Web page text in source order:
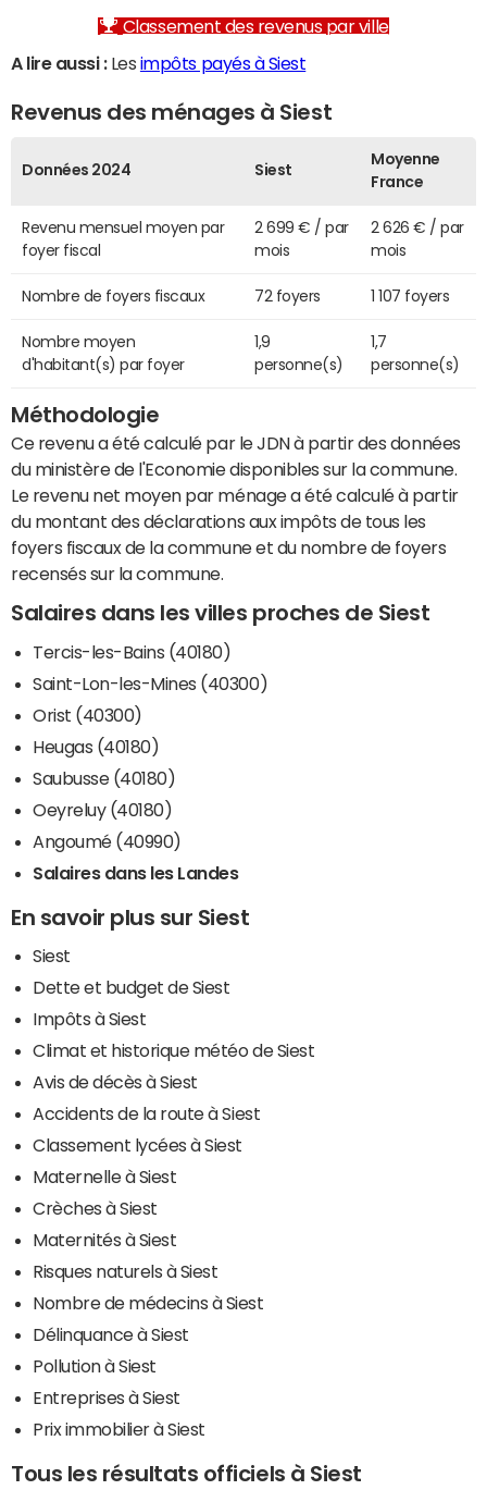
Classement des revenus par ville
A lire aussi :Les impôts payés à Siest
Revenus des ménages à Siest
Données 2024 Siest
Moyenne
France
Revenu mensuel moyen par
foyer fiscal
2 699 € / par
mois
2 626 € / par
mois
Nombre de foyers fiscaux 72 foyers 1 107 foyers
Nombre moyen
d'habitant(s) par foyer
1,9
personne(s)
1,7
personne(s)
Méthodologie
Ce revenu a été calculé par le JDN à partir des données
du ministère de l'Economie disponibles sur la commune.
Le revenu net moyen par ménage a été calculé à partir
du montant des déclarations aux impôts de tous les
foyers fiscaux de la commune et du nombre de foyers
recensés sur la commune.
Salaires dans les villes proches de Siest
Tercis-les-Bains (40180)
Saint-Lon-les-Mines (40300)
Orist (40300)
Heugas (40180)
Saubusse (40180)
Oeyreluy (40180)
Angoumé (40990)
Salaires dans les Landes
En savoir plus sur Siest
Siest
Dette et budget de Siest
Impôts à Siest
Climat et historique météo de Siest
Avis de décès à Siest
Accidents de la route à Siest
Classement lycées à Siest
Maternelle à Siest
Crèches à Siest
Maternités à Siest
Risques naturels à Siest
Nombre de médecins à Siest
Délinquance à Siest
Pollution à Siest
Entreprises à Siest
Prix immobilier à Siest
Tous les résultats officiels à Siest